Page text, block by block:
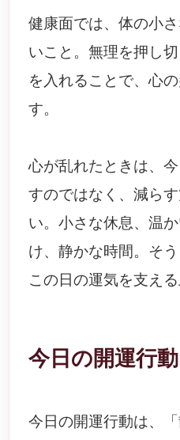
健康面では、体の小
いこと。無理を押し
を入れることで、心
す。
心が乱れたときは、
すのではなく、減ら
い。小さな休息、温
け、静かな時間。そ
この日の運気を支え
今日の開運行動
今日の開運行動は、